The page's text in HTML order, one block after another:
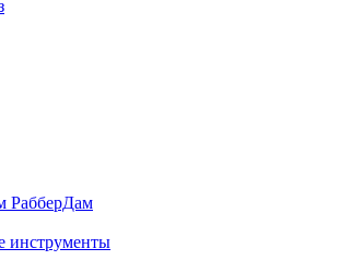
РабберДам
инструменты